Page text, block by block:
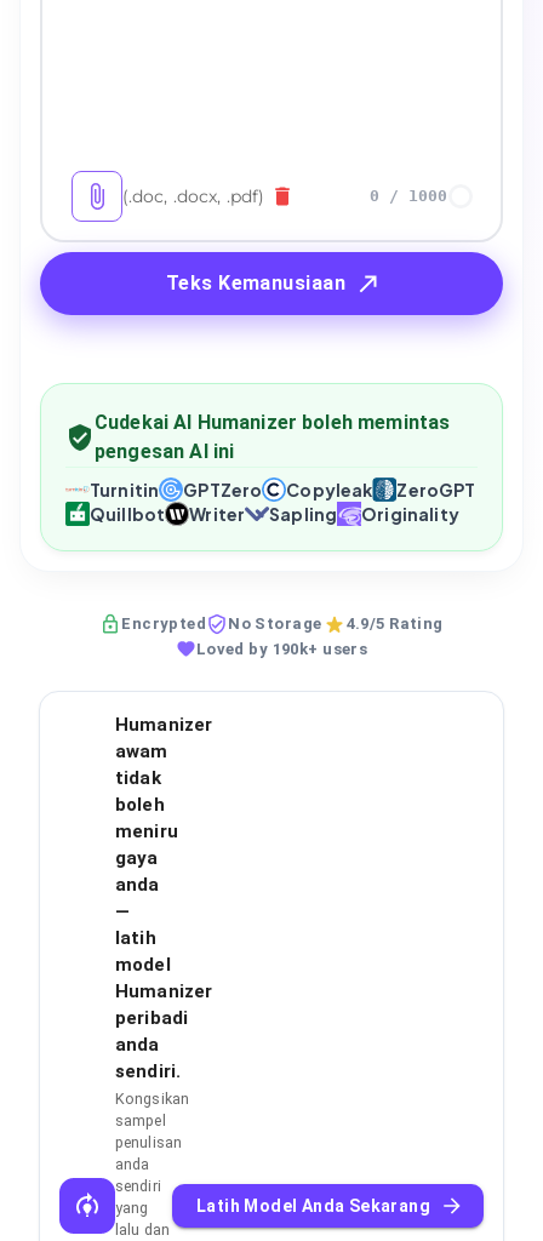
(.doc, .docx, .pdf) 0 / 1000
Teks Kemanusiaan
Cudekai AI Humanizer boleh memintas
pengesan AI ini
Turnitin GPTZero Copyleak
ZeroGPT
Quillbot
Writer Sapling Originality
Encrypted No Storage
4.9/5 Rating
Loved by 190k+ users
Humanizer
awam
tidak
boleh
meniru
gaya
anda
—
latih
model
Humanizer
peribadi
anda
sendiri.
Kongsikan
sampel
penulisan
anda
sendiri
yang
lalu dan
Latih Model Anda Sekarang